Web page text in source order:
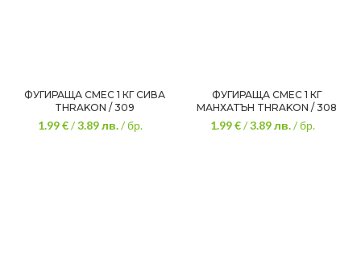
ФУГИРАЩА СМЕС 1 КГ СИВА
THRAKON / 309
1.99 €/3.89лв./ бр.
ФУГИРАЩА СМЕС 1 КГ
МАНХАТЪН THRAKON / 308
1.99 €/3.89лв./ бр.